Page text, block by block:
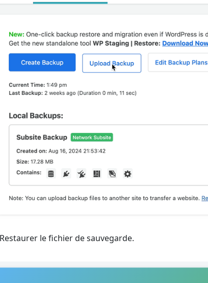
le fichier de sauvegarde.